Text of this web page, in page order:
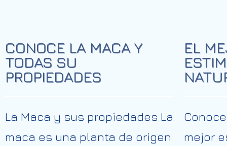
CONOCE LA MACA Y
TODAS SU
PROPIEDADES
La Maca y sus propiedades La
maca es una planta de origen
EL
mejor